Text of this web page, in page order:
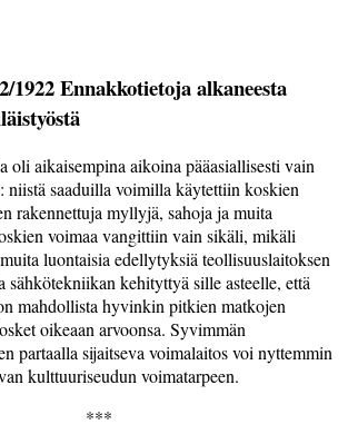
1922 Ennakkotietoja alkaneesta
oli aikaisempina aikoina pääasiallisesti vain
niistä saaduilla voimilla käytettiin koskien
raken­nettuja myllyjä, sahoja ja muita
voimaa vangittiin vain sikäli, mikäli
luontaisia edellytyksiä teollisuuslaitoksen
sähkötekniikan kehityttyä sille asteelle, että
mahdollista hyvinkin pitkien matkojen
oikeaan arvoonsa. Syvimmän
partaalla sijaitseva voimalaitos voi nyttemmin
kulttuuriseudun voimatarpeen.
***